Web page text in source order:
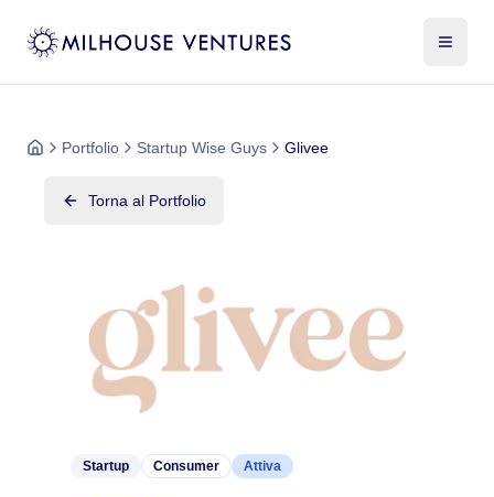
Portfolio Startup Wise Guys Glivee
Torna al Portfolio
Startup Consumer Attiva